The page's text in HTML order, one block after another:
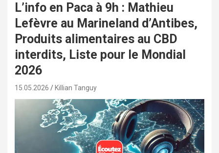
L’info en Paca à 9h : Mathieu
Lefèvre au Marineland d’Antibes,
Produits alimentaires au CBD
interdits, Liste pour le Mondial
2026
15.05.2026 Killian Tanguy